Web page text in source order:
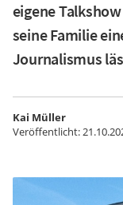
eigene
seine Familie
Journalismus
Kai Müller
Veröffentlicht: